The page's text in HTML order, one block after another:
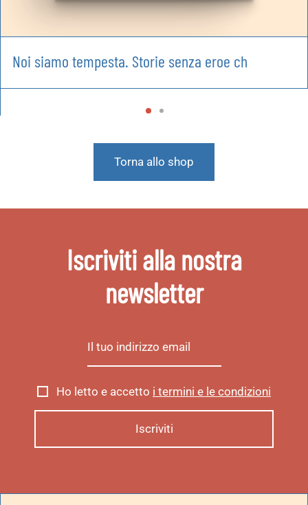
Noi siamo tempesta. Storie senza eroe ch
Torna allo shop
Iscriviti alla nostra
newsletter
Ho letto e accetto i termini e le condizioni